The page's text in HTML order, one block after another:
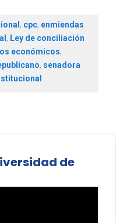
, cpc, enmiendas
, Ley de conciliación
económicos,
, senadora
de